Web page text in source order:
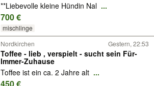
**Liebevolle kleine Hündin Nal ...
700 €
mischlinge
Nordkirchen Gestern, 22:53
Toffee - lieb , verspielt - sucht sein Für-
Immer-Zuhause
Toffee ist ein ca. 2 Jahre alt ...